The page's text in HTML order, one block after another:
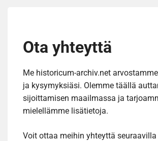
Ota yhteyttä
Me historicum-archiv.net
ja kysymyksiäsi. Olemme täällä
sijoittamisen maailmassa ja
mielellämme lisätietoja.
Voit ottaa meihin yhteyttä